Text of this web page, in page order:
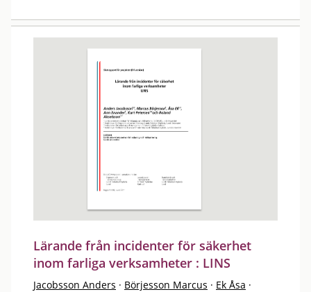
Lärande från incidenter för säkerhet
inom farliga verksamheter : LINS
Jacobsson Anders · Börjesson Marcus · Ek Åsa ·